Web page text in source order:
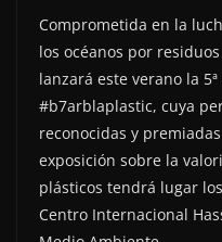
Comprometida en la
los océanos por
lanzará este verano la
#b7arblaplastic, cuya
reconocidas y
exposición sobre la
plásticos tendrá lugar
Centro Internacional